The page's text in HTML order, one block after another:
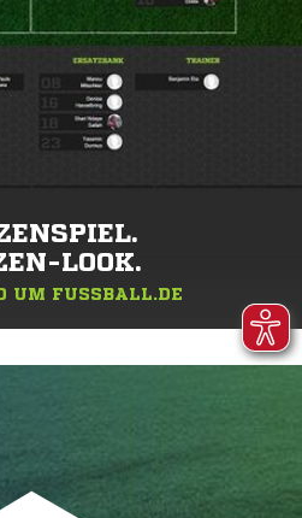
LOOK.
UM FUSSBALL.DE